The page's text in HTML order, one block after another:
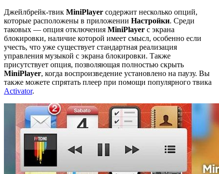
Джейлбрейк-твик MiniPlayer содержит несколько опций,
которые расположены в приложении Настройки. Среди
таковых — опция отключения MiniPlayer с экрана
блокировки, наличие которой имеет смысл, особенно если
учесть, что уже существует стандартная реализация
управления музыкой с экрана блокировки. Также
присутствует опция, позволяющая полностью скрыть
MiniPlayer, когда воспроизведение установлено на паузу. Вы
также можете спрятать плеер при помощи популярного твика
Activator.